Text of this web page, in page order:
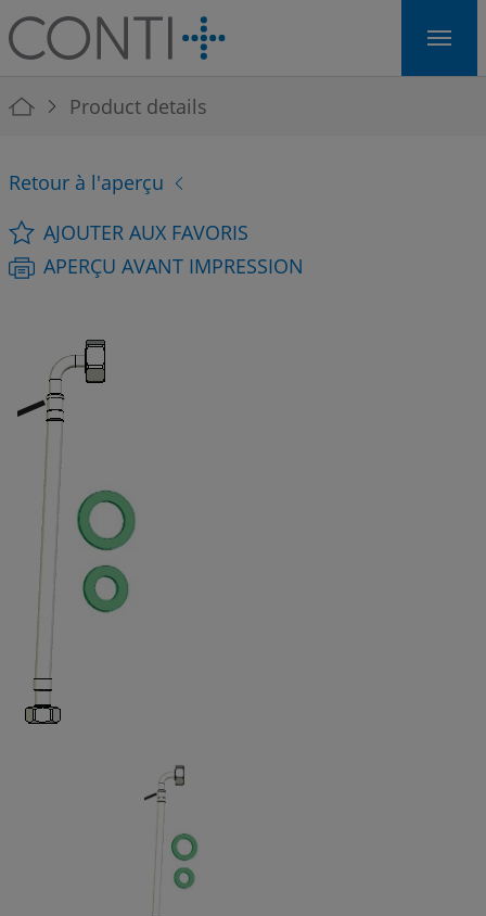
Skip to main navigation
Skip to main content
Skip to page footer
You are here:
Product details
Retour à l'aperçu
AJOUTER AUX FAVORIS
APERÇU AVANT IMPRESSION